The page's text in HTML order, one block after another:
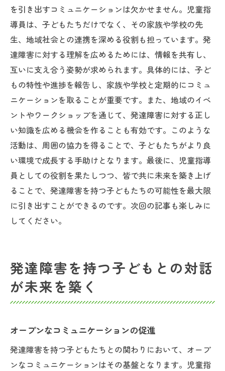
を引き出すコミュニケーションは欠かせません。児童指
導員は、子どもたちだけでなく、その家族や学校の先
生、地域社会との連携を深める役割も担っています。発
達障害に対する理解を広めるためには、情報を共有し、
互いに支え合う姿勢が求められます。具体的には、子ど
もの特性や進捗を報告し、家族や学校と定期的にコミュ
ニケーションを取ることが重要です。また、地域のイベ
ントやワークショップを通じて、発達障害に対する正し
い知識を広める機会を作ることも有効です。このような
活動は、周囲の協力を得ることで、子どもたちがより良
い環境で成長する手助けとなります。最後に、児童指導
員としての役割を果たしつつ、皆で共に未来を築き上げ
ることで、発達障害を持つ子どもたちの可能性を最大限
に引き出すことができるのです。次回の記事も楽しみに
してください。
発達障害を持つ子どもとの対話
が未来を築く
オープンなコミュニケーションの促進
発達障害を持つ子どもたちとの関わりにおいて、オープ
ンなコミュニケーションはその基盤となります。児童指